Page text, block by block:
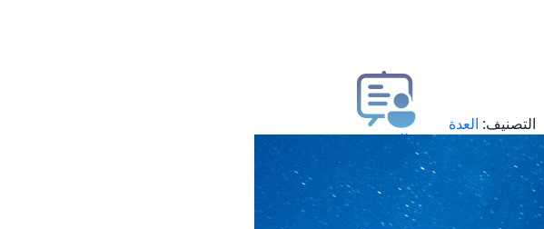
التصنيف: العدة
طلب فتوى
استعلام عن فتوى